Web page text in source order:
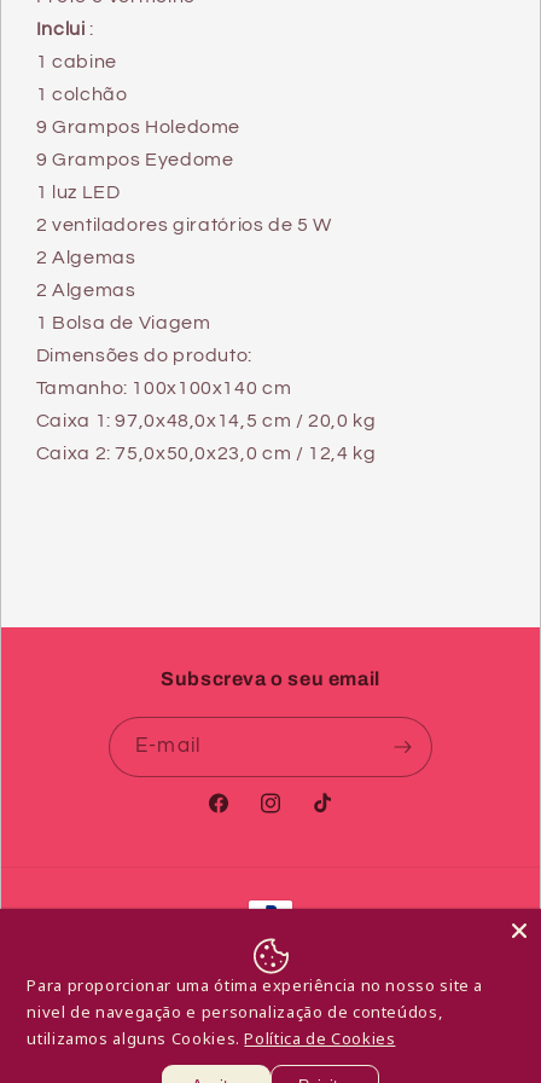
Inclui:
1 cabine
1 colchão
9 Grampos Holedome
9 Grampos Eyedome
1 luz LED
2 ventiladores giratórios de 5 W
2 Algemas
2 Algemas
1 Bolsa de Viagem
Dimensões do produto:
Tamanho: 100x100x140 cm
Caixa 1: 97,0x48,0x14,5 cm / 20,0 kg
Caixa 2: 75,0x50,0x23,0 cm / 12,4 kg
Subscreva o seu email
E-mail
FacebookInstagram
TikTok
Métodos
pagamento
Libido de Afrodite Com tecnologia Shopify
Política de reembolso Política de privacidade
Informações de contacto Aviso legal
Para proporcionar uma ótima experiência no nosso site a
nivel de navegação e personalização de conteúdos,
utilizamos alguns Cookies.Política de Cookies